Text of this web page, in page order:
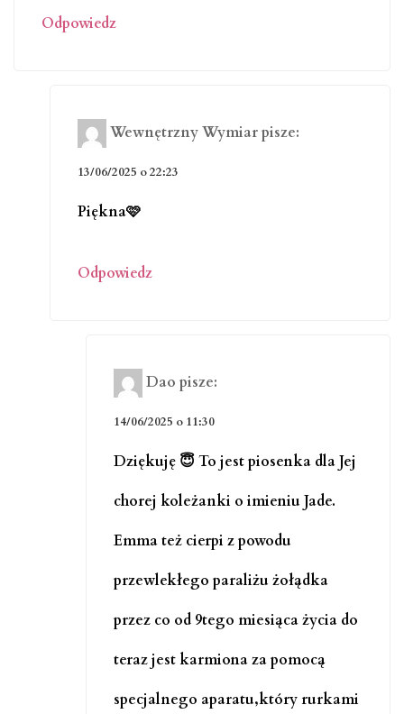
Odpowiedz
Wewnętrzny Wymiarpisze:
13/06/2025 o 22:23
Piękna🩷
Odpowiedz
Dao pisze:
14/06/2025 o 11:30
Dziękuję 😇 To jest piosenka dla Jej
chorej koleżanki o imieniu Jade.
Emma też cierpi z powodu
przewlekłego paraliżu żołądka
przez co od 9tego miesiąca życia do
teraz jest karmiona za pomocą
specjalnego aparatu,który rurkami